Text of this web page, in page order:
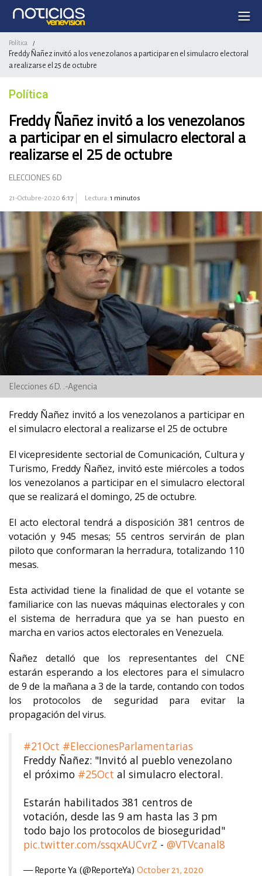
Política /
Freddy Ñañez invitó a los venezolanos a participar en el simulacro electoral
a realizarse el 25 de octubre
Política
Freddy Ñañez invitó a los venezolanos
a participar en el simulacro electoral a
realizarse el 25 de octubre
ELECCIONES 6D
21-Octubre-2020 6:17 Lectura: 1 minutos
Elecciones 6D. .-Agencia
Freddy Ñañez invitó a los venezolanos a participar en
el simulacro electoral a realizarse el 25 de octubre
El vicepresidente sectorial de Comunicación, Cultura y
Turismo, Freddy Ñañez, invitó este miércoles a todos
los venezolanos a participar en el simulacro electoral
que se realizará el domingo, 25 de octubre.
El acto electoral tendrá a disposición 381 centros de
votación y 945 mesas; 55 centros servirán de plan
piloto que conformaran la herradura, totalizando 110
mesas.
Esta actividad tiene la finalidad de que el votante se
familiarice con las nuevas máquinas electorales y con
el sistema de herradura que ya se han puesto en
marcha en varios actos electorales en Venezuela.
Ñañez detalló que los representantes del CNE
estarán esperando a los electores para el simulacro
de 9 de la mañana a 3 de la tarde, contando con todos
los protocolos de seguridad para evitar la
propagación del virus.
#21Oct #EleccionesParlamentarias
Freddy Ñañez: "Invitó al pueblo venezolano
el próximo #25Oct al simulacro electoral.
Estarán habilitados 381 centros de
votación, desde las 9 am hasta las 3 pm
todo bajo los protocolos de bioseguridad"
pic.twitter.com/ssqxAUCvrZ - @VTVcanal8
— Reporte Ya (@ReporteYa) October 21, 2020